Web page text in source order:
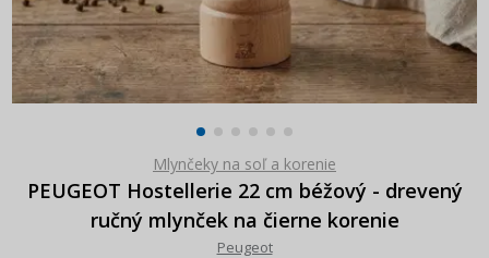
Mlynčeky na soľ a korenie
PEUGEOT Hostellerie 22 cm béžový - drevený
ručný mlynček na čierne korenie
Peugeot